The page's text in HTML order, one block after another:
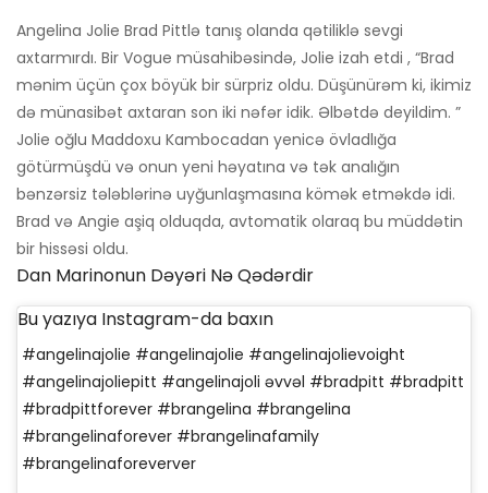
Angelina Jolie Brad Pittlə tanış olanda qətiliklə sevgi
axtarmırdı. Bir Vogue müsahibəsində, Jolie izah etdi , “Brad
mənim üçün çox böyük bir sürpriz oldu. Düşünürəm ki, ikimiz
də münasibət axtaran son iki nəfər idik. Əlbətdə deyildim. ”
Jolie oğlu Maddoxu Kambocadan yenicə övladlığa
götürmüşdü və onun yeni həyatına və tək analığın
bənzərsiz tələblərinə uyğunlaşmasına kömək etməkdə idi.
Brad və Angie aşiq olduqda, avtomatik olaraq bu müddətin
bir hissəsi oldu.
Dan Marinonun Dəyəri Nə Qədərdir
Bu yazıya Instagram-da baxın
#angelinajolie #angelinajolie #angelinajolievoight
#angelinajoliepitt #angelinajoli əvvəl #bradpitt #bradpitt
#bradpittforever #brangelina #brangelina
#brangelinaforever #brangelinafamily
#brangelinaforeverver